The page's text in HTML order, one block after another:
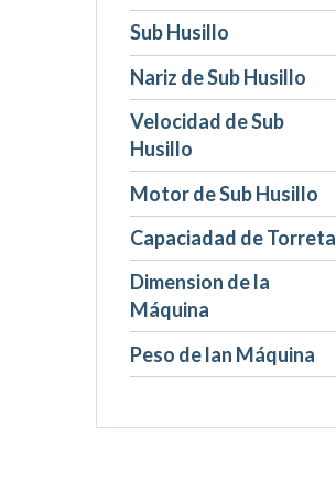
Sub Husillo
Nariz de Sub Husillo
Velocidad de Sub
Husillo
Motor de Sub Husillo
Capaciadad de Torreta
Dimension de la
Máquina
Peso de lan Máquina